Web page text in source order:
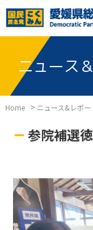
ニュース
Home > ニュース&レポー
参院補選